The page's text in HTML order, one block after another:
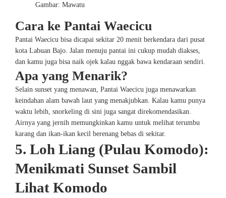
Gambar: Mawatu
Cara ke Pantai Waecicu
Pantai Waecicu bisa dicapai sekitar 20 menit berkendara dari pusat
kota Labuan Bajo. Jalan menuju pantai ini cukup mudah diakses,
dan kamu juga bisa naik ojek kalau nggak bawa kendaraan sendiri.
Apa yang Menarik?
Selain sunset yang menawan, Pantai Waecicu juga menawarkan
keindahan alam bawah laut yang menakjubkan. Kalau kamu punya
waktu lebih, snorkeling di sini juga sangat direkomendasikan.
Airnya yang jernih memungkinkan kamu untuk melihat terumbu
karang dan ikan-ikan kecil berenang bebas di sekitar.
5. Loh Liang (Pulau Komodo):
Menikmati Sunset Sambil
Lihat Komodo